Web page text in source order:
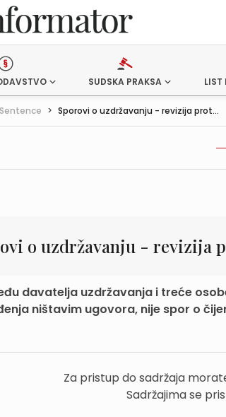
SUDSKA PRAKSA LIST
Sentence > Sporovi o uzdržavanju - revizija prot...
o uzdržavanju - revizija
davatelja uzdržavanja i treće
ništavim ugovora, nije spor o
Za pristup do sadržaja
Sadržajima se